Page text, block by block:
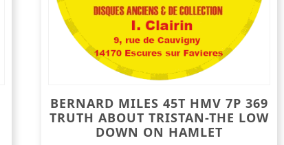
BERNARD MILES 45T HMV 7P 369
TRUTH ABOUT TRISTAN-THE LOW
DOWN ON HAMLET